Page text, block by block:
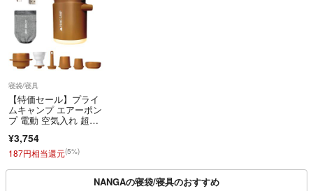
寝袋/寝具
【特価セール】プライ
ムキャンプ エアーポン
プ 電動 空気入れ 超軽
¥3,754
187円相当還元(5%)
NANGAの寝袋/寝具のおすすめ